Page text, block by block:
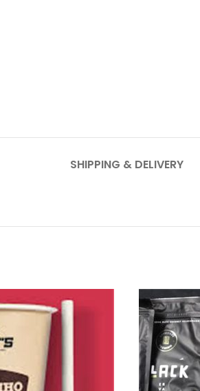
SHIPPING & DELIVERY